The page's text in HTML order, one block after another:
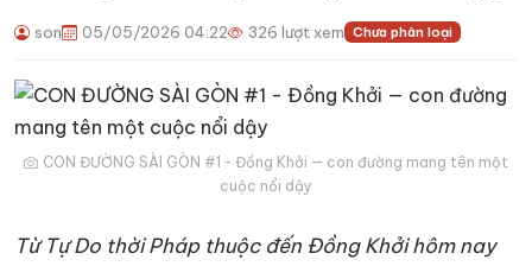
son 05/05/2026 04:22 326 lượt xem Chưa phân loại
CON ĐƯỜNG SÀI GÒN #1 - Đồng Khởi — con đường mang tên một
cuộc nổi dậy
Từ Tự Do thời Pháp thuộc đến Đồng Khởi hôm nay